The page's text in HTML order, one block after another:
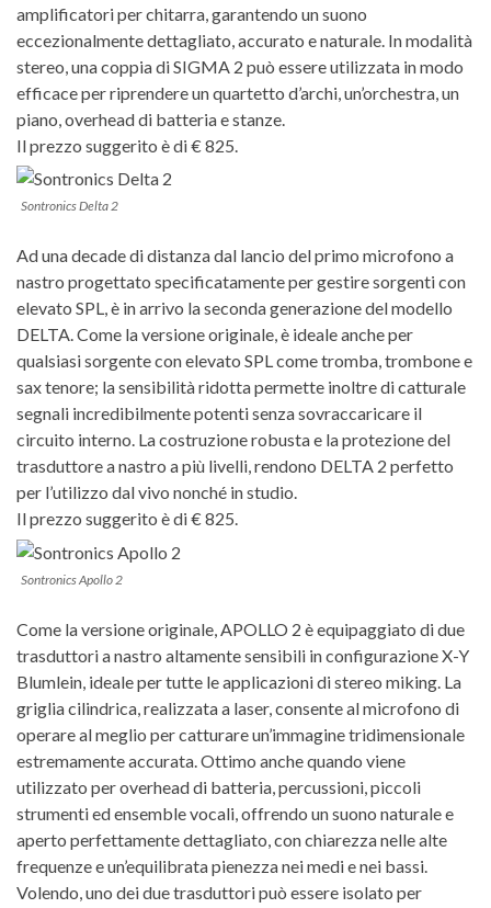
amplificatori per chitarra, garantendo un suono
eccezionalmente dettagliato, accurato e naturale. In modalità
stereo, una coppia di SIGMA 2 può essere utilizzata in modo
efficace per riprendere un quartetto d’archi, un’orchestra, un
piano, overhead di batteria e stanze.
Il prezzo suggerito è di € 825.
Sontronics Delta 2
Ad una decade di distanza dal lancio del primo microfono a
nastro progettato specificatamente per gestire sorgenti con
elevato SPL, è in arrivo la seconda generazione del modello
DELTA.Come la versione originale, è ideale anche per
qualsiasi sorgente con elevato SPL come tromba, trombone e
sax tenore; la sensibilità ridotta permette inoltre di catturale
segnali incredibilmente potenti senza sovraccaricare il
circuito interno. La costruzione robusta e la protezione del
trasduttore a nastro a più livelli, rendono DELTA 2 perfetto
per l’utilizzo dal vivo nonché in studio.
Il prezzo suggerito è di € 825.
Sontronics Apollo 2
Come la versione originale, APOLLO 2 è equipaggiato di due
trasduttori a nastro altamente sensibili in configurazione X-Y
Blumlein, ideale per tutte le applicazioni di stereo miking. La
griglia cilindrica, realizzata a laser, consente al microfono di
operare al meglio per catturare un’immagine tridimensionale
estremamente accurata. Ottimo anche quando viene
utilizzato per overhead di batteria, percussioni, piccoli
strumenti ed ensemble vocali, offrendo un suono naturale e
aperto perfettamente dettagliato, con chiarezza nelle alte
frequenze e un’equilibrata pienezza nei medi e nei bassi.
Volendo, uno dei due trasduttori può essere isolato per